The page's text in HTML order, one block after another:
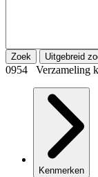
Zoek Uitgebreid
0954 Verzameling
Kenmerken